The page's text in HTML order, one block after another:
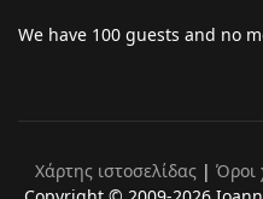
We have 100 guests and no
Χάρτης ιστοσελίδας| Όροι